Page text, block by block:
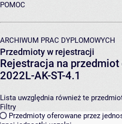
POMOC
ARCHIWUM PRAC DYPLOMOWYCH
Przedmioty w rejestracji
Rejestracja na
2022L-AK-ST-4.1
Lista uwzględnia również te
Filtry
Przedmioty oferowane przez